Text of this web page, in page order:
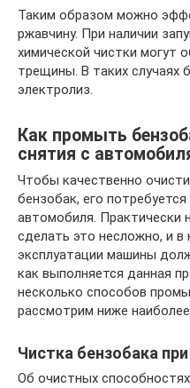
Таким образом можно
ржавчину. При наличии
химической чистки могут
трещины. В таких случаях
электролиз.
Как промыть
снятия с
Чтобы качественно
бензобак, его
автомобиля. Практически
сделать это несложно, и в
эксплуатации машины
как выполняется данная
несколько способов
рассмотрим ниже
Чистка бензобака
Об очистных